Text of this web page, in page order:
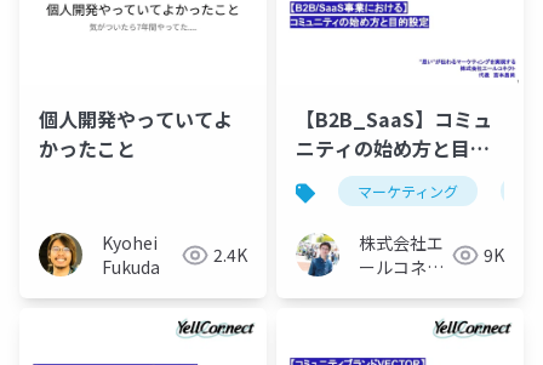
個人開発やっていてよ
かったこと
Kyohei
Fukuda
2.4K
【B2B_SaaS】コミュ
ニティの始め方と目的
設定.pptxマーケティング
株式会社エ
ールコネク
9K